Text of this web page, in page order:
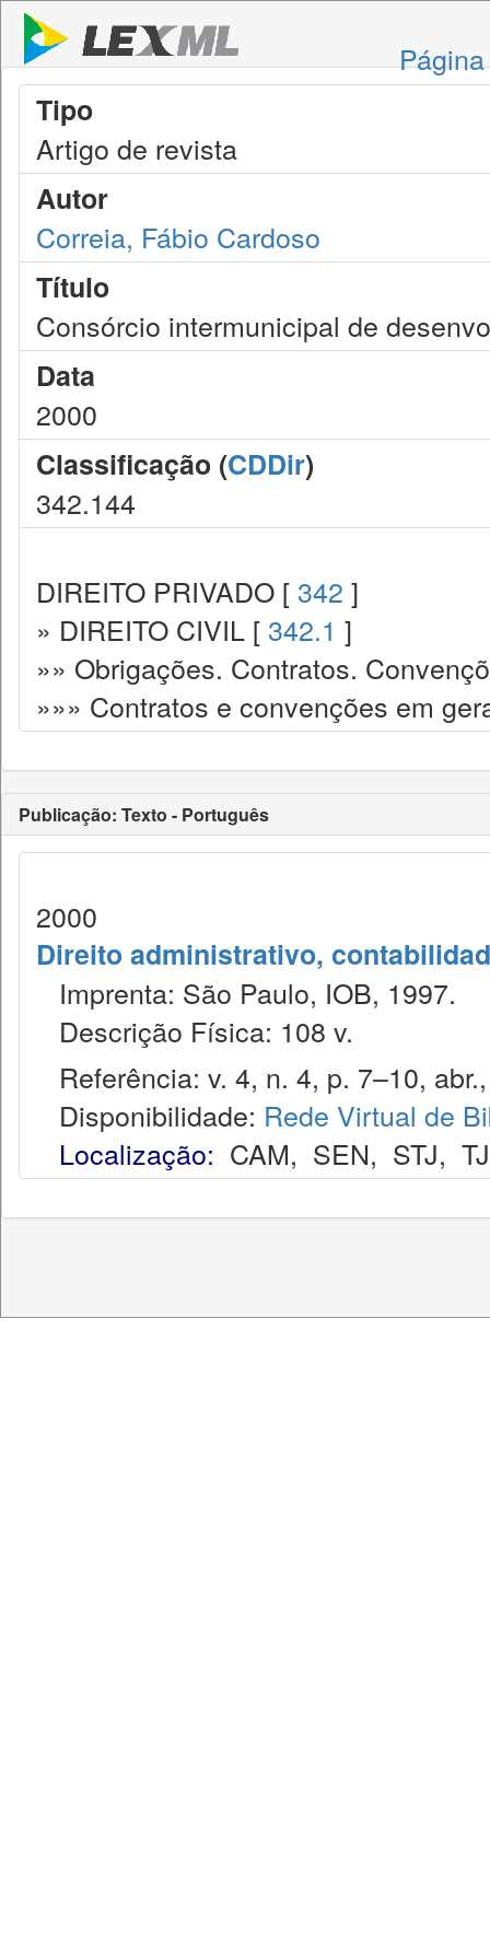
Tipo
Artigo de revista
Autor
Correia, Fábio Cardoso
Título
Consórcio intermunicipal de
Data
2000
Classificação (CDDir)
342.144
DIREITO PRIVADO [ 342 ]
» DIREITO CIVIL [ 342.1 ]
»» Obrigações. Contratos.
»»» Contratos e convenções em
Publicação: Texto - Português
2000
Direito administrativo,
Imprenta: São Paulo, IOB, 1997.
Descrição Física: 108 v.
Referência: v. 4, n. 4, p. 7–10,
Disponibilidade: Rede Virtual de
Localização: CAM, SEN, STJ,